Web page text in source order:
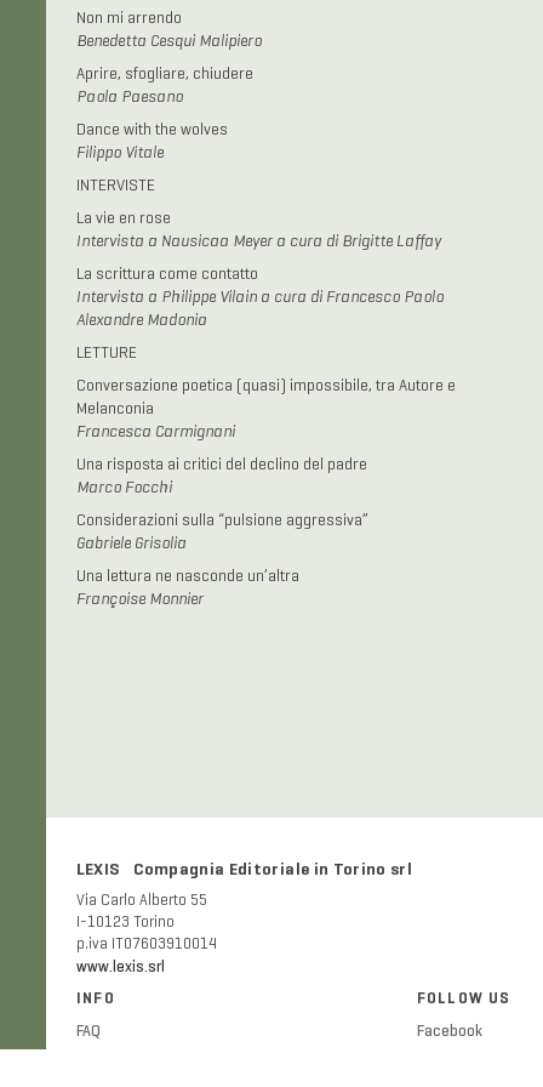
Non mi arrendo
Benedetta Cesqui Malipiero
Aprire, sfogliare, chiudere
Paola Paesano
Dance with the wolves
Filippo Vitale
INTERVISTE
La vie en rose
Intervista a Nausicaa Meyer a cura di Brigitte Laffay
La scrittura come contatto
Intervista a Philippe Vilain a cura di Francesco Paolo
Alexandre Madonia
LETTURE
Conversazione poetica (quasi) impossibile, tra Autore e
Melanconia
Francesca Carmignani
Una risposta ai critici del declino del padre
Marco Focchi
Considerazioni sulla “pulsione aggressiva”
Gabriele Grisolia
Una lettura ne nasconde un’altra
Françoise Monnier
LEXIS Compagnia Editoriale in Torino srl
Via Carlo Alberto 55
I-10123 Torino
p.iva IT07603910014
www.lexis.srl
INFO
FAQ
FOLLOW US
Facebook